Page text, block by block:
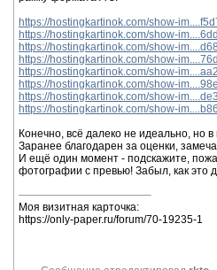
https://hostingkartinok.com/show-
https://hostingkartinok.com/show-
https://hostingkartinok.com/show-
https://hostingkartinok.com/show-
https://hostingkartinok.com/show-
https://hostingkartinok.com/show-
https://hostingkartinok.com/show-
https://hostingkartinok.com/show-
Конечно, всё далеко не идеально, но
Заранее благодарен за оценки,
И ещё один момент - подскажите,
фотографии с превью! Забыл, как это
Моя визитная карточка:
https://only-paper.ru/forum/70-19235-1